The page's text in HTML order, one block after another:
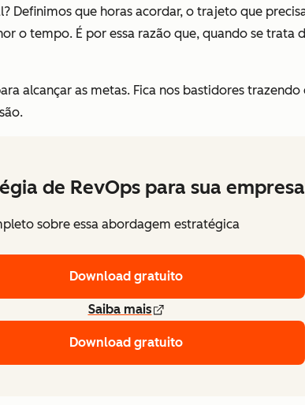
Definimos que horas acordar, o trajeto que
o tempo. É por essa razão que, quando se trata
alcançar as metas. Fica nos bastidores
de RevOps para sua empresa
sobre essa abordagem estratégica
Download gratuito
Saiba mais
Download gratuito